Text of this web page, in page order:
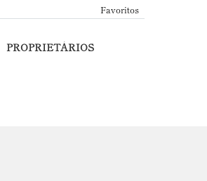
Favoritos
PROPRIETÁRIOS